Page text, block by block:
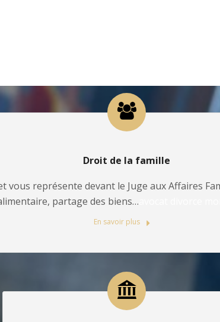
Droit de la famille
vous représente devant le Juge aux Affaires
partage des biens…
En savoir plus